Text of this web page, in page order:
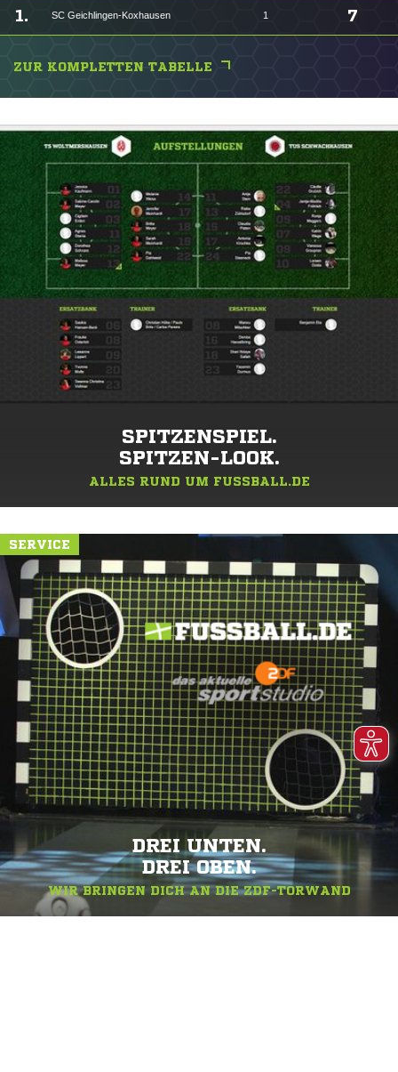
1. SC Geichlingen-Koxhausen 1 7
ZUR KOMPLETTEN TABELLE
SPITZENSPIEL.
SPITZEN-LOOK.
ALLES RUND UM FUSSBALL.DE
SERVICE
DREI UNTEN.
DREI OBEN.
WIR BRINGEN DICH AN DIE ZDF-TORWAND